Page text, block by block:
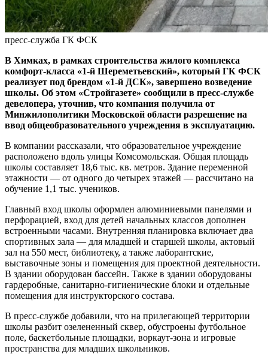
пресс-служба ГК ФСК
В Химках, в рамках строительства жилого комплекса
комфорт-класса «1-й Шереметьевский», который ГК ФСК
реализует под брендом «1-й ДСК», завершено возведение
школы. Об этом «Стройгазете» сообщили в пресс-службе
девелопера, уточнив, что компания получила от
Минжилополитики Московской области разрешение на
ввод общеобразовательного учреждения в эксплуатацию.
В компании рассказали, что образовательное учреждение
расположено вдоль улицы Комсомольская. Общая площадь
школы составляет 18,6 тыс. кв. метров. Здание переменной
этажности — от одного до четырех этажей — рассчитано на
обучение 1,1 тыс. учеников.
Главный вход школы оформлен алюминиевыми панелями и
перфорацией, вход для детей начальных классов дополнен
встроенными часами. Внутренняя планировка включает два
спортивных зала — для младшей и старшей школы, актовый
зал на 550 мест, библиотеку, а также лаборантские,
выставочные зоны и помещения для проектной деятельности.
В здании оборудован бассейн. Также в здании оборудованы
гардеробные, санитарно-гигиенические блоки и отдельные
помещения для инструкторского состава.
В пресс-службе добавили, что на прилегающей территории
школы разбит озелененный сквер, обустроены футбольное
поле, баскетбольные площадки, воркаут-зона и игровые
пространства для младших школьников.